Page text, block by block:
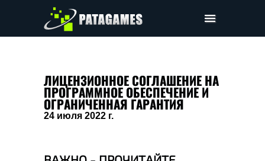
Компания
Соглашение
ЛИЦЕНЗИОННОЕ СОГЛАШЕНИЕ НА
ПРОГРАММНОЕ ОБЕСПЕЧЕНИЕ И
ОГРАНИЧЕННАЯ ГАРАНТИЯ
24 июля 2022 г.